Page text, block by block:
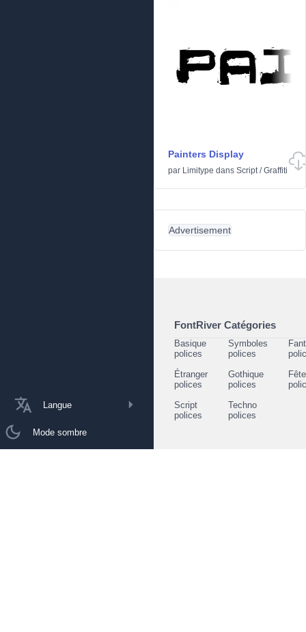
Langue
Mode sombre
Painters Display
par Limitype dans Script/Graffiti
Advertisement
FontRiver Catégories
Basique
polices
Symboles
polices
Étranger
polices
Gothique
polices
Script
polices
Techno
polices